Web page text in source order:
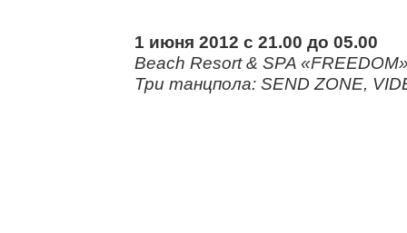
1 июня 2012 с 21.00 до 05.00
Beach Resort & SPA
Три танцпола: SEND ZONE,